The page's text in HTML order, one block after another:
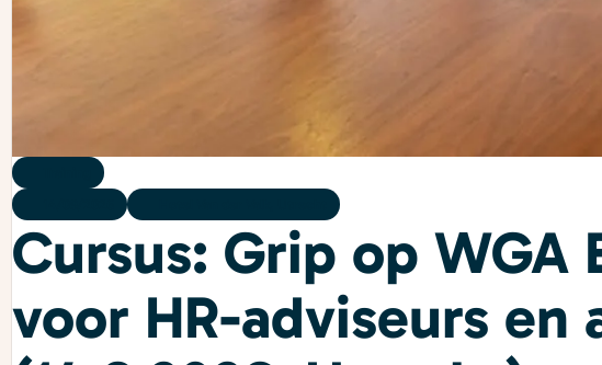
Cursus: Grip op WGA
voor HR-adviseurs en